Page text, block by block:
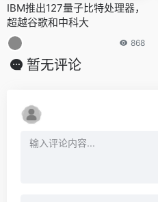
IBM推出127量子比特处理器，
超越谷歌和中科大
868
暂无评论